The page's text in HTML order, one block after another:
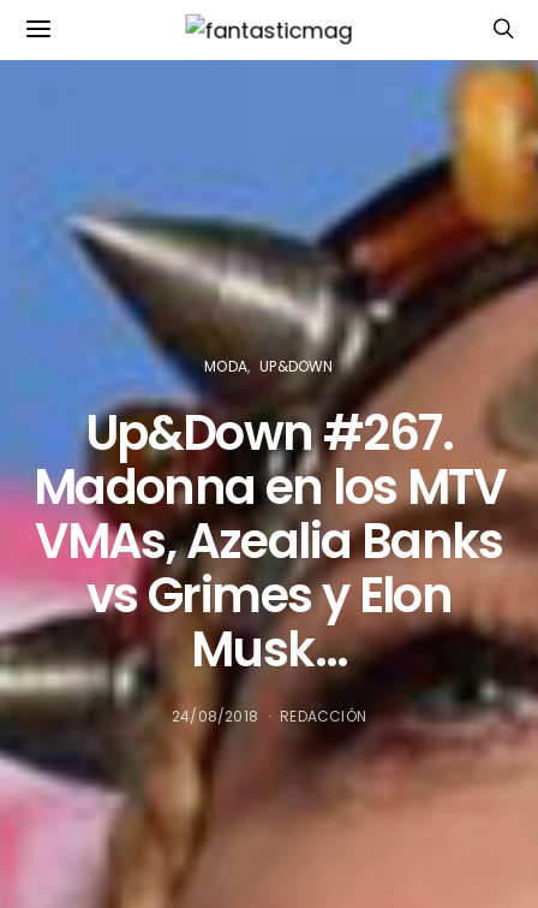
MODA UP&DOWN
Up&Down #267.
Madonna en los MTV
VMAs, Azealia Banks
vs Grimes y Elon
Musk…
24/08/2018 REDACCIÓN